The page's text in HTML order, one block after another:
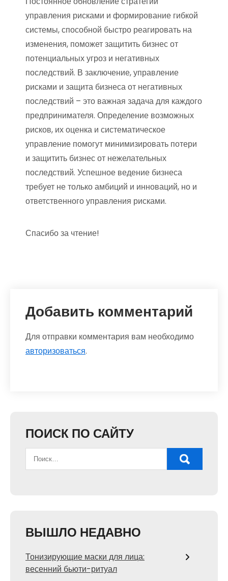
управления рисками и формирование гибкой
системы, способной быстро реагировать на
изменения, поможет защитить бизнес от
потенциальных угроз и негативных
последствий. В заключение, управление
рисками и защита бизнеса от негативных
последствий – это важная задача для каждого
предпринимателя. Определение возможных
рисков, их оценка и систематическое
управление помогут минимизировать потери
и защитить бизнес от нежелательных
последствий. Успешное ведение бизнеса
требует не только амбиций и инноваций, но и
ответственного управления рисками.
Спасибо за чтение!
Добавить комментарий
Для отправки комментария вам необходимо
авторизоваться.
ПОИСК ПО САЙТУ
ВЫШЛО НЕДАВНО
Тонизирующие маски для лица:
весенний бьюти-ритуал